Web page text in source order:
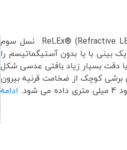
SMILE (Small Incision Lenticule Extraction)یا ReLEx® (Refractive LEnticule Extraction) نسل سوم
بینی با یا بدون آستیگماتیسم را
دقت بسیار زیاد بافتی عدسی شکل
برشی کوچک از ضخامت قرنیه بیرون
ادامه